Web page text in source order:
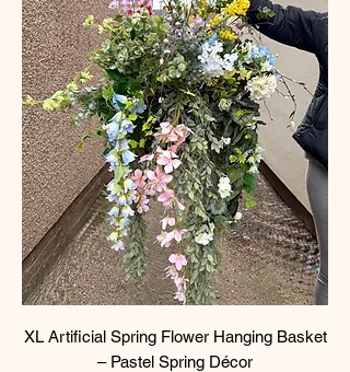
XL Artificial Spring Flower Hanging Basket
– Pastel Spring Décor